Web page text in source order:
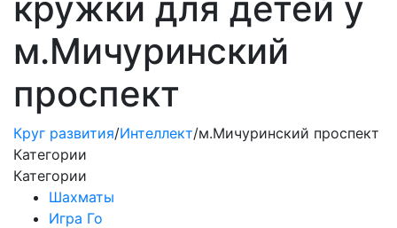
м.Мичуринский
проспект
Круг развития/Интеллект/м.Мичуринский проспект
Категории
Категории
Шахматы
Игра Го